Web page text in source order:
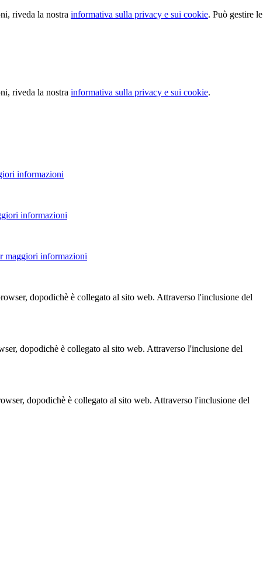
riveda la nostra informativa sulla privacy e sui cookie. Può gestire le
riveda la nostra informativa sulla privacy e sui cookie.
informazioni
informazioni
maggiori informazioni
dopodichè è collegato al sito web. Attraverso l'inclusione del
dopodichè è collegato al sito web. Attraverso l'inclusione del
dopodichè è collegato al sito web. Attraverso l'inclusione del